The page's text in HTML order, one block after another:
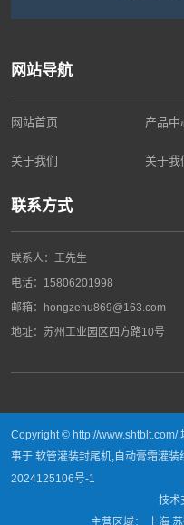
网站导航
网站首页 产品中
关于我们 关于我
联系方式
联系人：王先生
电话： 15806201998
邮箱：hongzehu869@163.com
地址： 苏州工业园区四方路10号
Copyright © http://www.shtblt.com/
事于 软管灌装封尾机,自动膏霜灌装
2024125106号-1
技术
主营区域：
上海